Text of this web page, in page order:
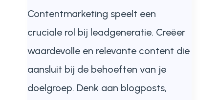
Contentmarketing speelt een
cruciale rol bij leadgeneratie. Creëer
waardevolle en relevante content die
aansluit bij de behoeften van je
doelgroep. Denk aan blogposts,